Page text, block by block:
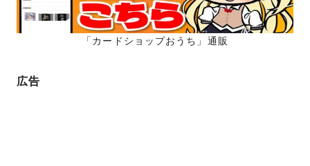
「カードショップおうち」通販
広告